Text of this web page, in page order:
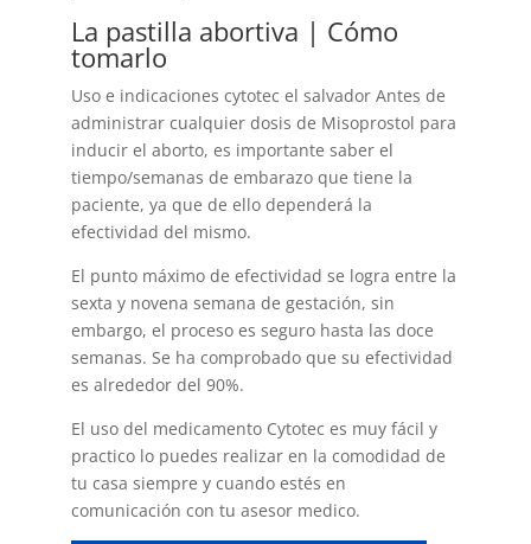
La pastilla abortiva | Cómo
tomarlo
Uso e indicaciones cytotec el salvador Antes de
administrar cualquier dosis de Misoprostol para
inducir el aborto, es importante saber el
tiempo/semanas de embarazo que tiene la
paciente, ya que de ello dependerá la
efectividad del mismo.
El punto máximo de efectividad se logra entre la
sexta y novena semana de gestación, sin
embargo, el proceso es seguro hasta las doce
semanas. Se ha comprobado que su efectividad
es alrededor del 90%.
El uso del medicamento Cytotec es muy fácil y
practico lo puedes realizar en la comodidad de
tu casa siempre y cuando estés en
comunicación con tu asesor medico.